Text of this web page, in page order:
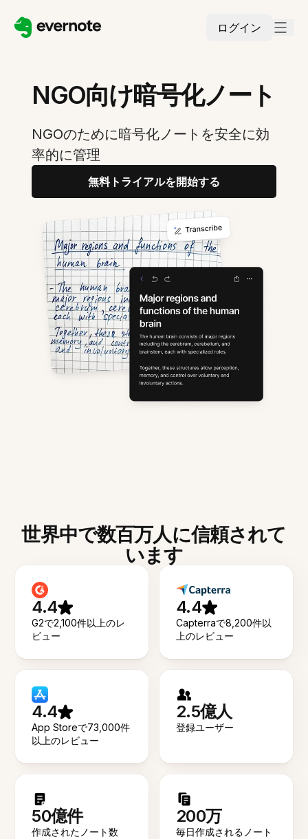
ログイン
NGO向け暗号化ノート
NGOのために暗号化ノートを安全に効
率的に管理
無料トライアルを開始する
世界中で数百万人に信頼されて
います
4.4
G2で2,100件以上のレ
ビュー
4.4
Capterraで8,200件以
上のレビュー
4.4
App Storeで73,000件
以上のレビュー
2.5億人
登録ユーザー
50億件
作成されたノート数
200万
毎日作成されるノート